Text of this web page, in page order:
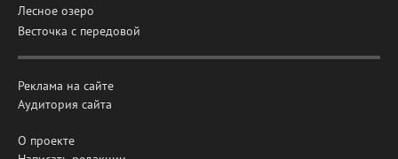
Лесное озеро
Весточка с передовой
Реклама на сайте
Аудитория сайта
О проекте